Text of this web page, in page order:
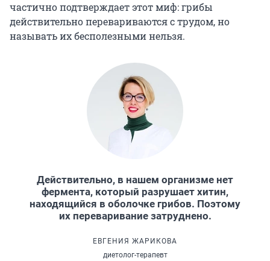
частично подтверждает этот миф: грибы
действительно перевариваются с трудом, но
называть их бесполезными нельзя.
Действительно, в нашем организме нет
фермента, который разрушает хитин,
находящийся в оболочке грибов. Поэтому
их переваривание затруднено.
ЕВГЕНИЯ ЖАРИКОВА
диетолог-терапевт